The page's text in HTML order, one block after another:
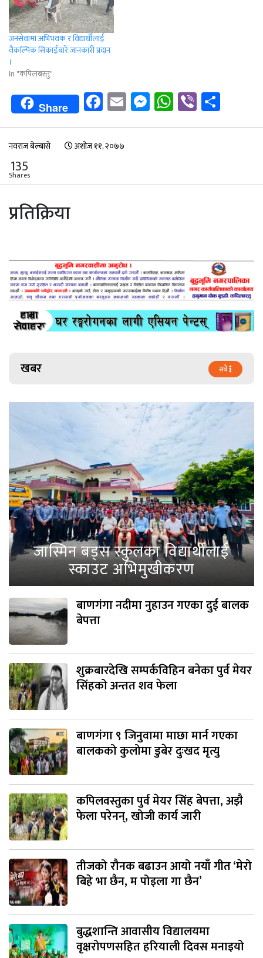
जनसेवामा अभिभवक र विद्यार्थीलाई
वैकल्पिक सिकाईबारे जानकारी प्रदान
।
In "कपिलबस्तु"
Share Facebook
EmailMessenger
WhatsApp
Viber
नवराज बेल्बासे अशोज ११, २०७७
135
Shares
प्रतिक्रिया
खबर सबै
जास्मिन बड्स स्कुलका विद्यार्थीलाई
स्काउट अभिमुखीकरण
बाणगंगा नदीमा नुहाउन गएका दुई बालक
बेपत्ता
शुक्रबारदेखि सम्पर्कविहिन बनेका पुर्व मेयर
सिंहको अन्तत शव फेला
बाणगंगा ९ जिनुवामा माछा मार्न गएका
बालकको कुलोमा डुबेर दुःखद मृत्यु
कपिलवस्तुका पुर्व मेयर सिंह बेपत्ता, अझै
फेला परेनन्, खोजी कार्य जारी
तीजको रौनक बढाउन आयो नयाँ गीत ‘मेरो
बिहे भा छैन, म पोइला गा छैन’
बुद्धशान्ति आवासीय विद्यालयमा
वृक्षरोपणसहित हरियाली दिवस मनाइयो